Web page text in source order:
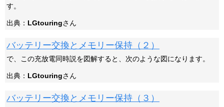
す。
出典： LGtouringさん
バッテリー交換とメモリー保持（２）
で、この充放電同時説を図解すると、次のような図になります。
出典： LGtouringさん
バッテリー交換とメモリー保持（３）